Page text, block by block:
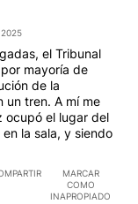
2025
el Tribunal
mayoría de
de la
un tren. A mí me
ocupó el lugar del
la sala, y siendo
MARCAR
COMO
INAPROPIADO